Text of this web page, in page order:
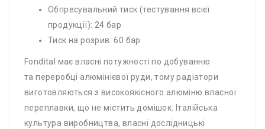
Обпресувальний тиск (тестування всієї
продукції): 24 бар
Тиск на розрив: 60 бар
Fondital має власні потужності по добуванню
та переробці алюмінієвої руди, тому радіатори
виготовляються з високоякісного алюміню власної
переплавки, що не містить домішок. Італійська
культура виробництва, власні дослідницькі